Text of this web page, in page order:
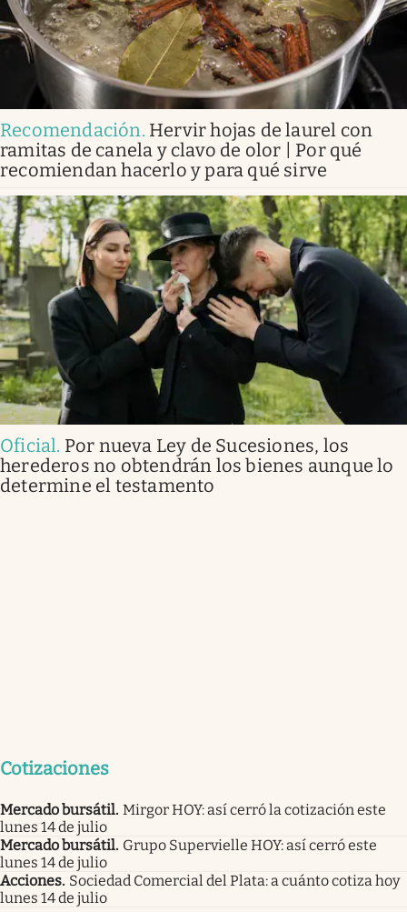
Recomendación. Hervir hojas de laurel con
ramitas de canela y clavo de olor | Por qué
recomiendan hacerlo y para qué sirve
Oficial. Por nueva Ley de Sucesiones, los
herederos no obtendrán los bienes aunque lo
determine el testamento
Cotizaciones
Mercado bursátil. Mirgor HOY: así cerró la cotización este
lunes 14 de julio
Mercado bursátil. Grupo Supervielle HOY: así cerró este
lunes 14 de julio
Acciones. Sociedad Comercial del Plata: a cuánto cotiza hoy
lunes 14 de julio